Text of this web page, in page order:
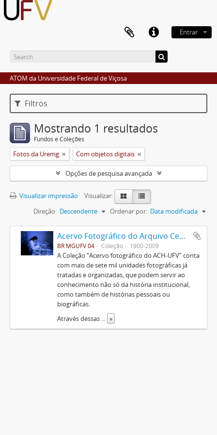
Entrar
ATOM da Universidade Federal de Viçosa
Filtros
Mostrando 1 resultados
Fundos e Coleções
Fotos da Uremg Com objetos digitais
Opções de pesquisa avançada
Visualizar impressão
Visualizar:
Ordenar por: Data modificada
Direção: Descendente
Acervo Fotográfico do Arquivo Central Histórico da UFV
BR MGUFV 04 Coleção 1900-2009
A Coleção “Acervo fotográfico do ACH-UFV” conta
com mais de sete mil unidades fotográficas já
tratadas e organizadas, que podem servir ao
conhecimento não só da história institucional,
como também de histórias pessoais ou
biográficas.
Através dessas
»